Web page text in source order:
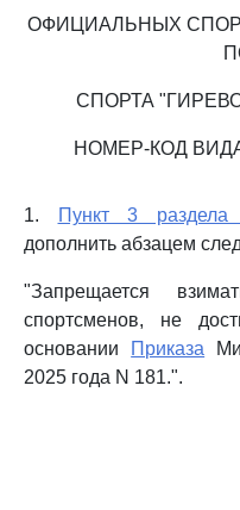
ОФИЦИАЛЬНЫХ
СПОРТА
НОМЕР-КОД ВИДА
1. Пункт 3 раздела I
дополнить абзацем
"Запрещается
спортсменов, не
основании
Приказа
2025 года N 181.".